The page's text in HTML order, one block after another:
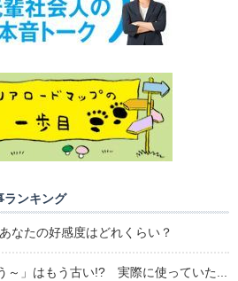
ランキング
なたの好感度はどれくらい？
～」はもう古い!? 実際に使っていた...